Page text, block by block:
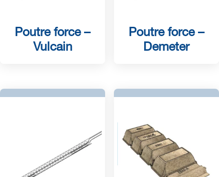
Poutre force –
Vulcain
Poutre force –
Demeter